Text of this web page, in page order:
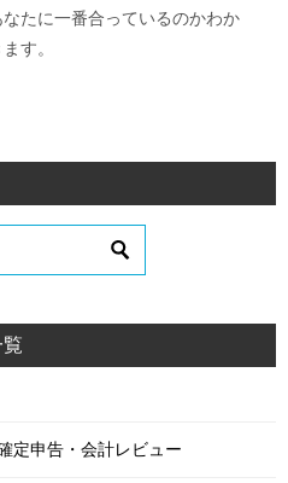
たに一番合っているのかわか
す。
定申告・会計レビュー